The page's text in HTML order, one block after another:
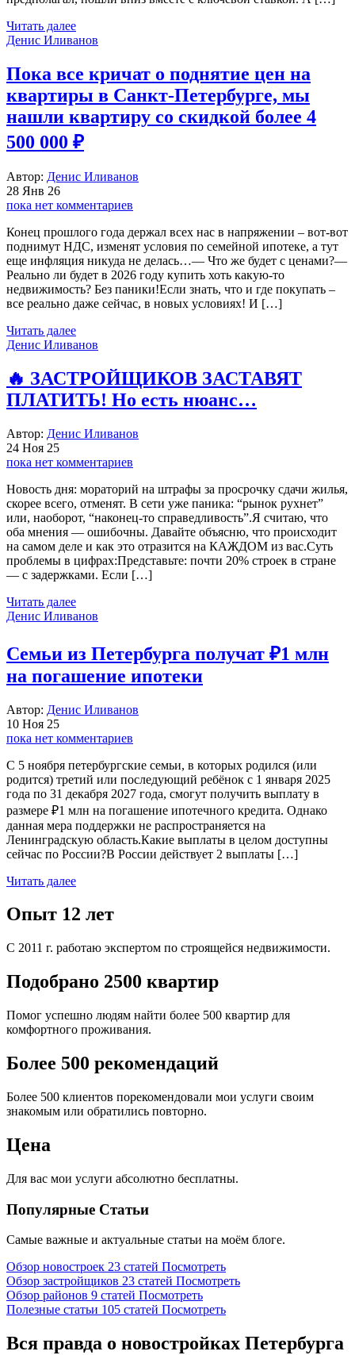
Читать далее
Денис Иливанов
Пока все кричат о поднятие цен на
квартиры в Санкт-Петербурге, мы
нашли квартиру со скидкой более 4
500 000 ₽
Автор: Денис Иливанов
28 Янв 26
пока нет комментариев
Конец прошлого года держал всех нас в напряжении – вот-вот
поднимут НДС, изменят условия по семейной ипотеке, а тут
еще инфляция никуда не делась…— Что же будет с ценами?—
Реально ли будет в 2026 году купить хоть какую-то
недвижимость? Без паники!Если знать, что и где покупать –
все реально даже сейчас, в новых условиях! И […]
Читать далее
Денис Иливанов
🔥 ЗАСТРОЙЩИКОВ ЗАСТАВЯТ
ПЛАТИТЬ! Но есть нюанс…
Автор: Денис Иливанов
24 Ноя 25
пока нет комментариев
Новость дня: мораторий на штрафы за просрочку сдачи жилья,
скорее всего, отменят. В сети уже паника: “рынок рухнет”
или, наоборот, “наконец-то справедливость”.Я считаю, что
оба мнения — ошибочны. Давайте объясню, что происходит
на самом деле и как это отразится на КАЖДОМ из вас.Суть
проблемы в цифрах:Представьте: почти 20% строек в стране
— с задержками. Если […]
Читать далее
Денис Иливанов
Семьи из Петербурга получат ₽1 млн
на погашение ипотеки
Автор: Денис Иливанов
10 Ноя 25
пока нет комментариев
С 5 ноября петербургские семьи, в которых родился (или
родится) третий или последующий ребёнок с 1 января 2025
года по 31 декабря 2027 года, смогут получить выплату в
размере ₽1 млн на погашение ипотечного кредита. Однако
данная мера поддержки не распространяется на
Ленинградскую область.Какие выплаты в целом доступны
сейчас по России?В России действует 2 выплаты […]
Читать далее
Опыт 12 лет
С 2011 г. работаю экспертом по строящейся недвижимости.
Подобрано 2500 квартир
Помог успешно людям найти более 500 квартир для
комфортного проживания.
Более 500 рекомендаций
Более 500 клиентов порекомендовали мои услуги своим
знакомым или обратились повторно.
Цена
Для вас мои услуги абсолютно бесплатны.
Популярные Статьи
Самые важные и актуальные статьи на моём блоге.
Обзор новостроек 23 статей Посмотреть
Обзор застройщиков 23 статей Посмотреть
Обзор районов 9 статей Посмотреть
Полезные статьи 105 статей Посмотреть
Вся правда о новостройках Петербурга